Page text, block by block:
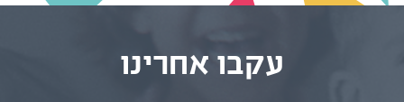
עקבו אחרינו